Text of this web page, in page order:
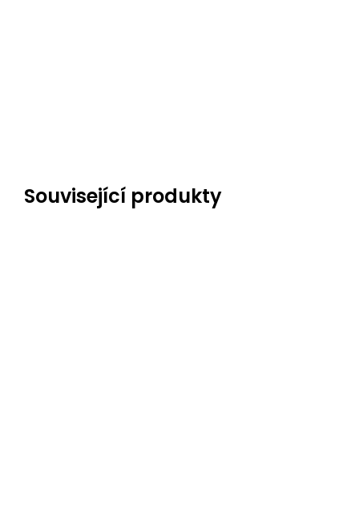
Související produkty